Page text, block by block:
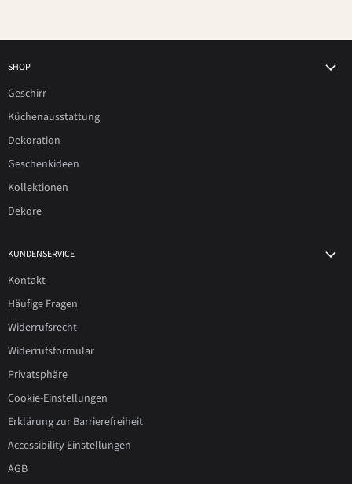
SHOP
Geschirr
Küchenausstattung
Dekoration
Geschenkideen
Kollektionen
Dekore
KUNDENSERVICE
Kontakt
Häufige Fragen
Widerrufsrecht
Widerrufsformular
Privatsphäre
Cookie-Einstellungen
Erklärung zur Barrierefreiheit
Accessibility Einstellungen
AGB